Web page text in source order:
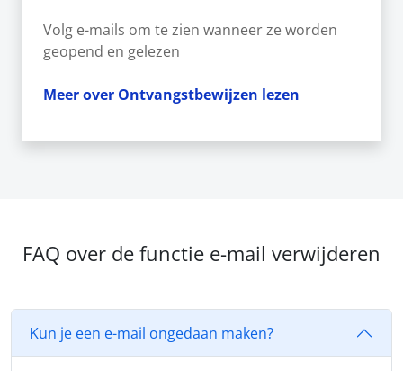
Volg e-mails om te zien wanneer ze worden
geopend en gelezen
Meer over Ontvangstbewijzen lezen
FAQ over de functie e-mail verwijderen
Kun je een e-mail ongedaan maken?